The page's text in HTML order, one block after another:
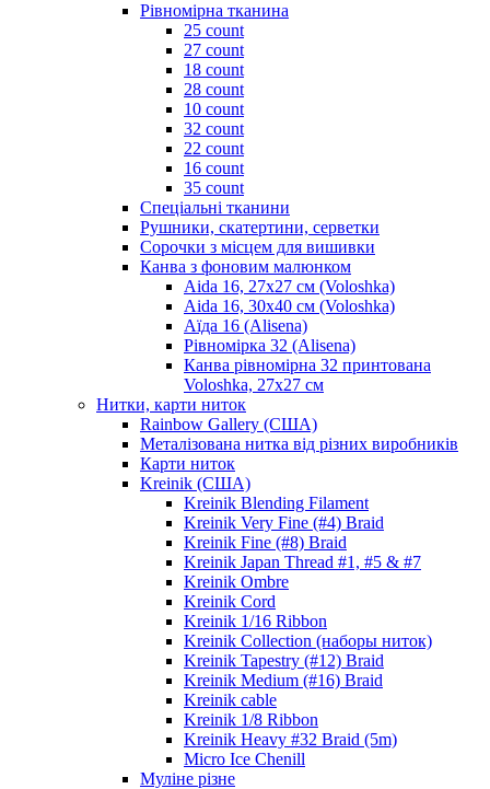
Рівномірна тканина
25 count
27 count
18 count
28 count
10 count
32 count
22 count
16 count
35 count
Спеціальні тканини
Рушники, скатертини, серветки
Сорочки з місцем для вишивки
Канва з фоновим малюнком
Aida 16, 27х27 см (Voloshka)
Aida 16, 30х40 см (Voloshka)
Аїда 16 (Alisena)
Рівномірка 32 (Alisena)
Канва рівномірна 32 принтована
Voloshka, 27х27 см
Нитки, карти ниток
Rainbow Gallery (США)
Металізована нитка від різних виробників
Карти ниток
Kreinik (США)
Kreinik Blending Filament
Kreinik Very Fine (#4) Braid
Kreinik Fine (#8) Braid
Kreinik Japan Thread #1, #5 & #7
Kreinik Ombre
Kreinik Cord
Kreinik 1/16 Ribbon
Kreinik Collection (наборы ниток)
Kreinik Tapestry (#12) Braid
Kreinik Medium (#16) Braid
Kreinik cable
Kreinik 1/8 Ribbon
Kreinik Heavy #32 Braid (5m)
Micro Ice Chenill
Муліне різне